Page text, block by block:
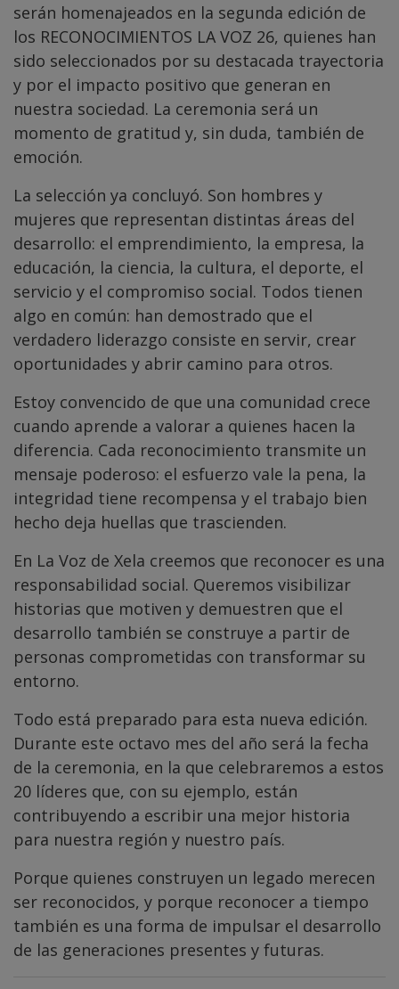
serán homenajeados en la segunda edición de
los RECONOCIMIENTOS LA VOZ 26, quienes han
sido seleccionados por su destacada trayectoria
y por el impacto positivo que generan en
nuestra sociedad. La ceremonia será un
momento de gratitud y, sin duda, también de
emoción.
La selección ya concluyó. Son hombres y
mujeres que representan distintas áreas del
desarrollo: el emprendimiento, la empresa, la
educación, la ciencia, la cultura, el deporte, el
servicio y el compromiso social. Todos tienen
algo en común: han demostrado que el
verdadero liderazgo consiste en servir, crear
oportunidades y abrir camino para otros.
Estoy convencido de que una comunidad crece
cuando aprende a valorar a quienes hacen la
diferencia. Cada reconocimiento transmite un
mensaje poderoso: el esfuerzo vale la pena, la
integridad tiene recompensa y el trabajo bien
hecho deja huellas que trascienden.
En La Voz de Xela creemos que reconocer es una
responsabilidad social. Queremos visibilizar
historias que motiven y demuestren que el
desarrollo también se construye a partir de
personas comprometidas con transformar su
entorno.
Todo está preparado para esta nueva edición.
Durante este octavo mes del año será la fecha
de la ceremonia, en la que celebraremos a estos
20 líderes que, con su ejemplo, están
contribuyendo a escribir una mejor historia
para nuestra región y nuestro país.
Porque quienes construyen un legado merecen
ser reconocidos, y porque reconocer a tiempo
también es una forma de impulsar el desarrollo
de las generaciones presentes y futuras.